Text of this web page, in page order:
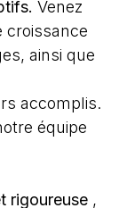
Venez
croissance
ainsi que
accomplis.
équipe
rigoureuse ,